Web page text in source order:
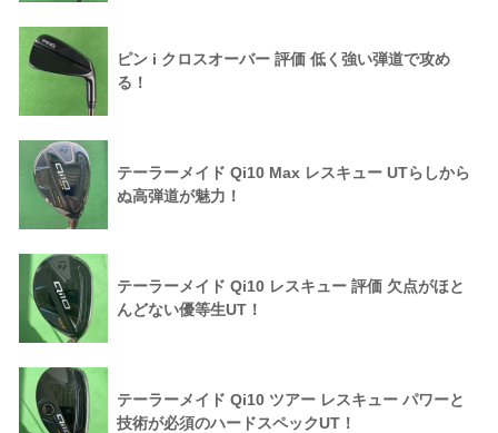
ピン i クロスオーバー 評価 低く強い弾道で攻め
る！
テーラーメイド Qi10 Max レスキュー UTらしから
ぬ高弾道が魅力！
テーラーメイド Qi10 レスキュー 評価 欠点がほと
んどない優等生UT！
テーラーメイド Qi10 ツアー レスキュー パワーと
技術が必須のハードスペックUT！